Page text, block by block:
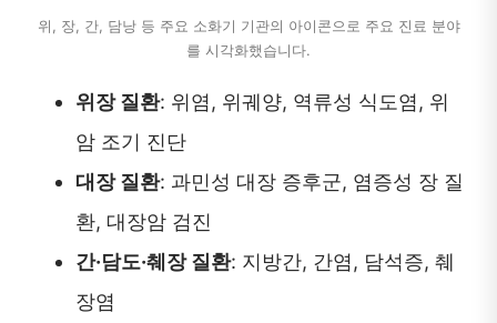
위, 장, 간, 담낭 등 주요 소화기 기관의 아이콘으로 주요 진료 분야
를 시각화했습니다.
위장 질환: 위염, 위궤양, 역류성 식도염, 위
암 조기 진단
대장 질환: 과민성 대장 증후군, 염증성 장 질
환, 대장암 검진
간·담도·췌장 질환: 지방간, 간염, 담석증, 췌
장염